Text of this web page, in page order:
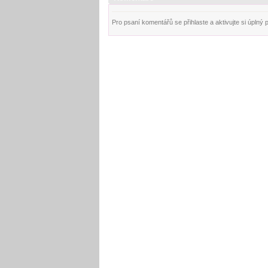
Pro psaní komentářů se přihlaste a aktivujte si úplný